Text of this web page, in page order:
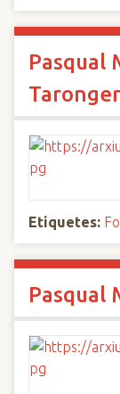
Pasqual
Etiquetes:
Pasqual